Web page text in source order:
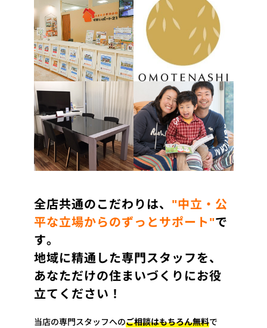
全店共通のこだわりは、 "中立・公
平な立場からのずっとサポート"で
す。
地域に精通した専門スタッフを、
あなただけの住まいづくりにお役
立てください！
当店の専門スタッフへのご相談はもちろん無料で